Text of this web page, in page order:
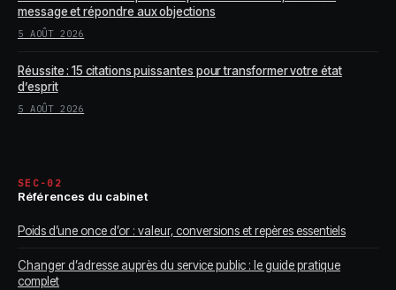
message et répondre aux objections
5 AOÛT 2026
Réussite : 15 citations puissantes pour transformer votre état
d’esprit
5 AOÛT 2026
SEC-02
Références du cabinet
Poids d’une once d’or : valeur, conversions et repères essentiels
Changer d’adresse auprès du service public : le guide pratique
complet